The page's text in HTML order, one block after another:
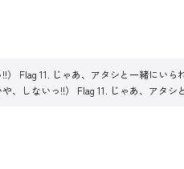
Flag 11. じゃあ、アタシと一緒にいら
、しないっ!!） Flag 11. じゃあ、アタ